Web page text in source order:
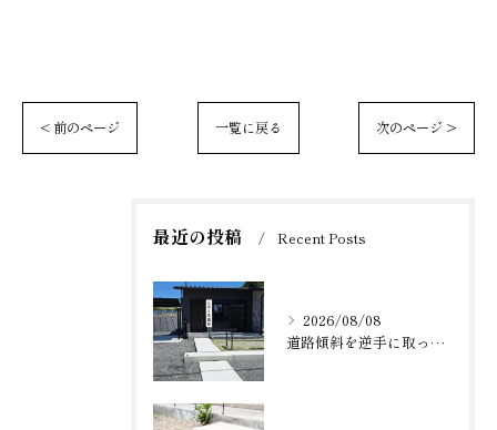
< 前のページ 一覧に戻る 次のページ >
最近の投稿 Recent Posts
2026/08/08
道路傾斜を逆手に取った納まり。